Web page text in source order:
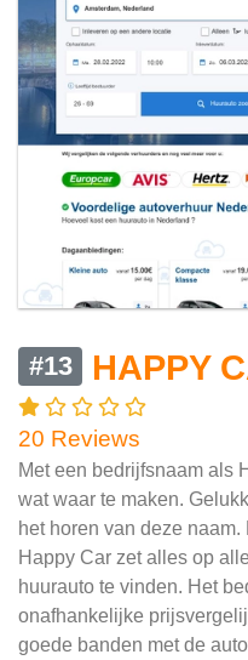
#13 HAPPY
20 Reviews
Met een bedrijfsnaam als
wat waar te maken.
het horen van deze
Happy Car zet alles op
huurauto te vinden. Het
onafhankelijke
goede banden met de